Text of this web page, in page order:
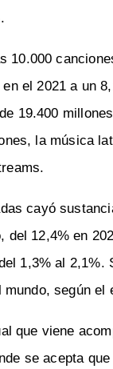
10.000
el 2021 a un
19.400
la música
cayó
del 12,4% en
1,3% al 2,1%.
según el
que viene
se acepta que